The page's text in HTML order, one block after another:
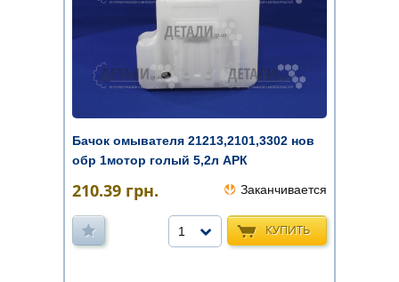
Бачок омывателя 21213,2101,3302 нов
обр 1мотор голый 5,2л АРК
210.39 грн. Заканчивается
КУПИТЬ
1